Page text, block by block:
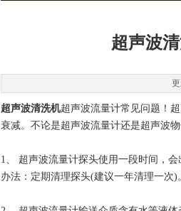
超声波
超声波清洗机超声波流量计常见问题！
衰减。不论是超声波流量计还是超声波
1、 超声波流量计探头使用一段时间，
办法：定期清理探头(建议一年清理一次)